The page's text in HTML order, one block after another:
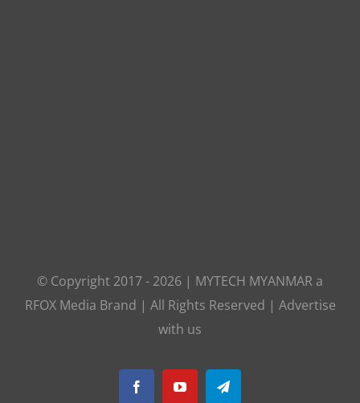
© Copyright 2017 - 2026 | MYTECH MYANMAR a
RFOX Media Brand | All Rights Reserved | Advertise
with us
FacebookYouTubeTelegram